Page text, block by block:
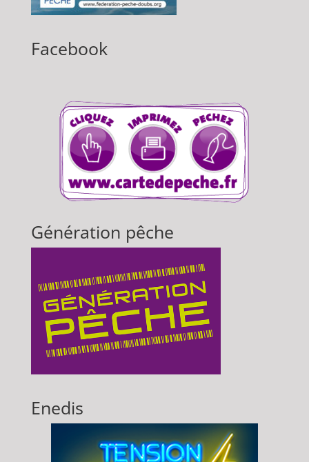
Facebook
Génération pêche
Enedis